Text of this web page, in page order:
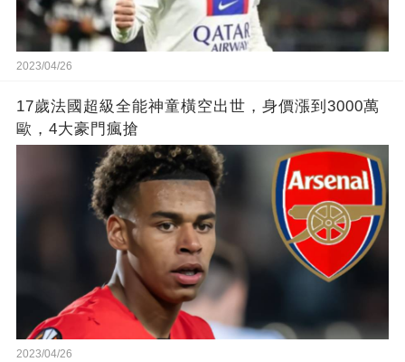
2023/04/26
17歲法國超級全能神童橫空出世，身價漲到3000萬
歐，4大豪門瘋搶
2023/04/26